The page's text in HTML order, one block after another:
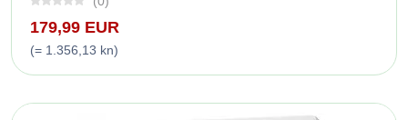
179,99 EUR
(= 1.356,13 kn)